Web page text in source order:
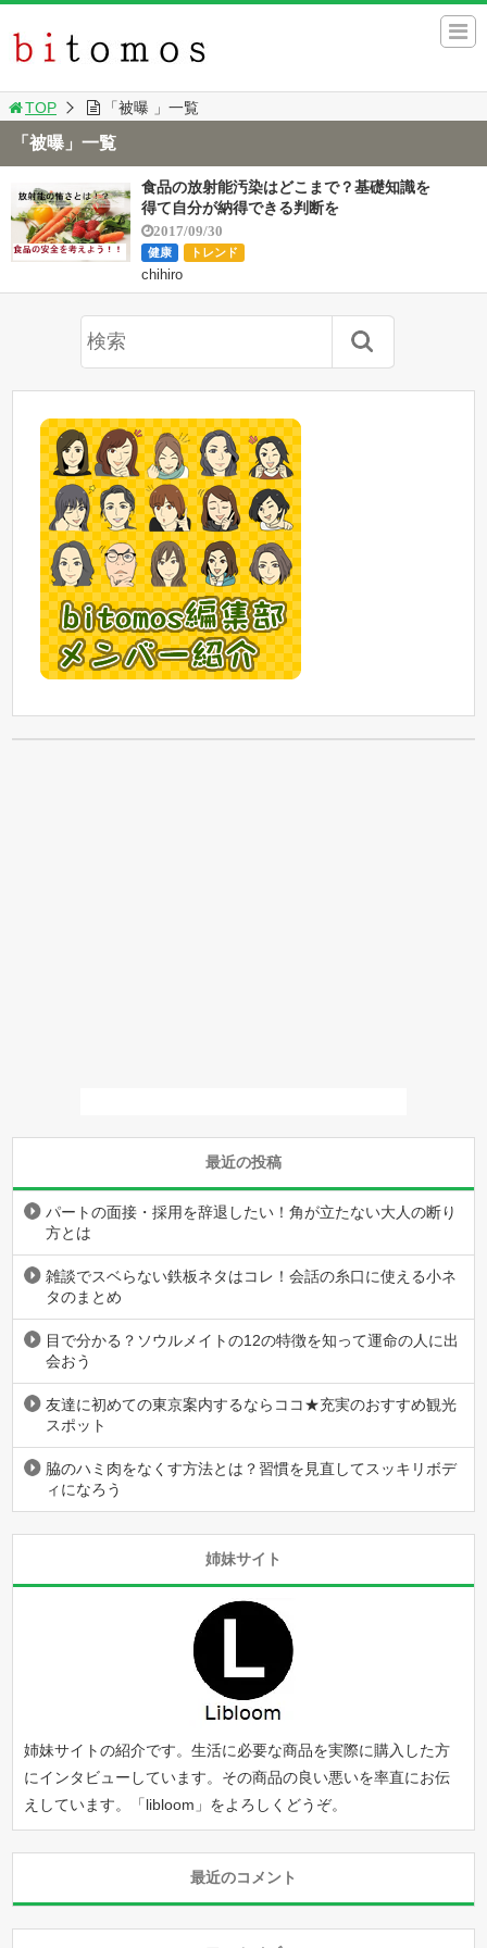
TOP 「被曝 」一覧
「被曝」一覧
食品の放射能汚染はどこまで？基礎知識を
得て自分が納得できる判断を
2017/09/30
健康 トレンド
chihiro
最近の投稿
パートの面接・採用を辞退したい！角が立たない大人の断り
方とは
雑談でスベらない鉄板ネタはコレ！会話の糸口に使える小ネ
タのまとめ
目で分かる？ソウルメイトの12の特徴を知って運命の人に出
会おう
友達に初めての東京案内するならココ★充実のおすすめ観光
スポット
脇のハミ肉をなくす方法とは？習慣を見直してスッキリボデ
ィになろう
姉妹サイト
姉妹サイトの紹介です。生活に必要な商品を実際に購入した方
にインタビューしています。その商品の良い悪いを率直にお伝
えしています。「libloom 」をよろしくどうぞ。
最近のコメント